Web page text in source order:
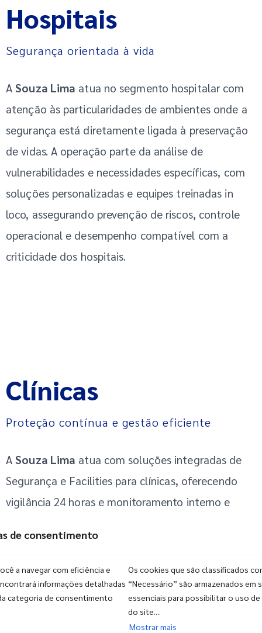
de consentimento
a navegar com eficiência e
informações detalhadas
categoria de consentimento
Os cookies que são classificados
“Necessário” são armazenados em
essenciais para possibilitar o uso
do site....
Mostrar mais
Hospitais
Segurança orientada à vida
ASouza Lima atua no segmento hospitalar com
atenção às particularidades de ambientes onde a
segurança está diretamente ligada à preservação
de vidas. A operação parte da análise de
vulnerabilidades e necessidades específicas, com
soluções personalizadas e equipes treinadas in
loco, assegurando prevenção de riscos, controle
operacional e desempenho compatível com a
criticidade dos hospitais.
Clínicas
Proteção contínua e gestão eficiente
ASouza Lima atua com soluções integradas de
Segurança e Facilities para clínicas, oferecendo
vigilância 24 horas e monitoramento interno e
operação é sustentada por equipes treinadas in
loco, assegurando prevenção de riscos, controle
dos ambientes e atendimento adequado ao
público no contexto da saúde.